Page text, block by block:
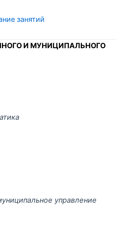
И МУНИЦИПАЛЬНОГО
управление